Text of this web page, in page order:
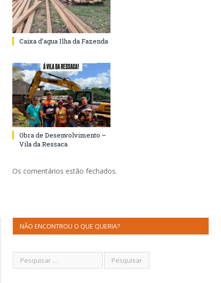
Caixa d’agua Ilha da Fazenda
Obra de Desenvolvimento –
Vila da Ressaca
Os comentários estão fechados.
NÃO ENCONTROU O QUE QUERIA?